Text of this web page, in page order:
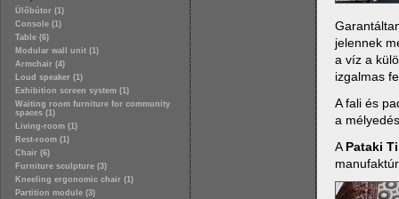
Ülőbútor (1)
Console (1)
Table (6)
Modular wall unit (1)
Armchair (4)
Loud speaker (1)
Exhibition screen system (1)
Waiting room furniture for community
spaces (1)
Living-room (1)
Rest-room (1)
Chair (6)
Furniture sculpture (3)
Kneeling ergonomic chair (1)
Partition module (3)
jelennek
a víz a
izgalmas
A fali és
a
A Pataki